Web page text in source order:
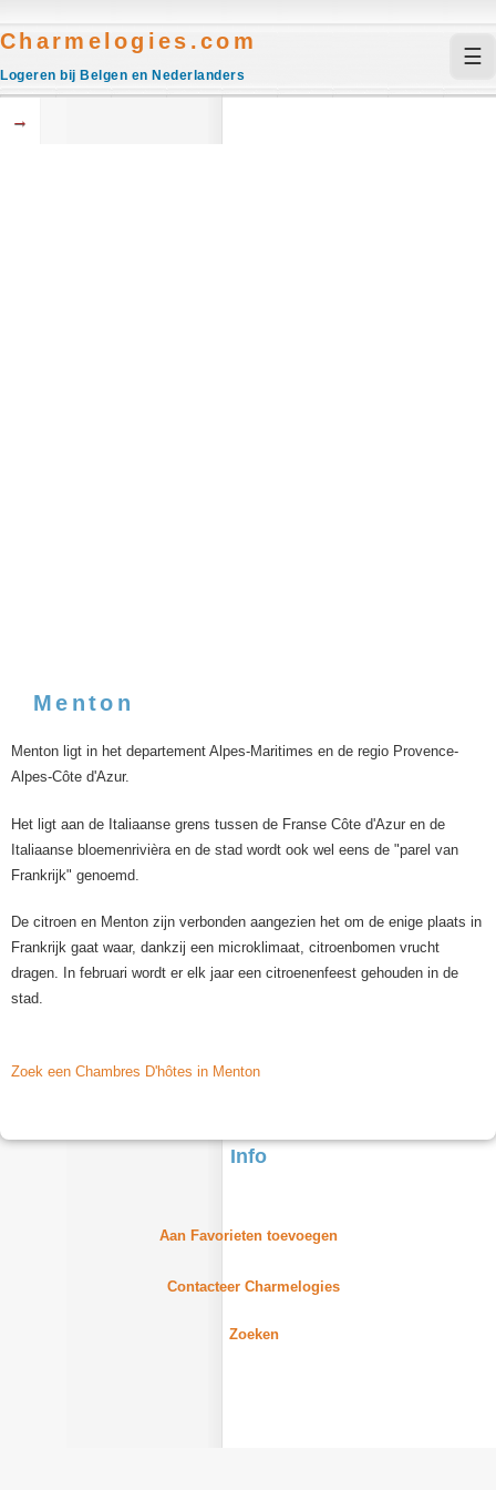
Charmelogies.com
Logeren bij Belgen en Nederlanders
☰
→
Menton
Menton ligt in het departement Alpes-Maritimes en de regio Provence-
Alpes-Côte d'Azur.
Het ligt aan de Italiaanse grens tussen de Franse Côte d'Azur en de
Italiaanse bloemenrivièra en de stad wordt ook wel eens de "parel van
Frankrijk" genoemd.
De citroen en Menton zijn verbonden aangezien het om de enige plaats in
Frankrijk gaat waar, dankzij een microklimaat, citroenbomen vrucht
dragen. In februari wordt er elk jaar een citroenenfeest gehouden in de
stad.
Zoek een Chambres D'hôtes in Menton
Info
Aan Favorieten toevoegen
Contacteer Charmelogies
Zoeken